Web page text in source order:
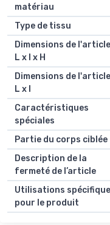
matériau
Type de tissu
Dimensions de l'article
L x l x H
Dimensions de l'article
L x l
Caractéristiques
spéciales
Partie du corps ciblée
Description de la
fermeté de l’article
Utilisations
pour le produit